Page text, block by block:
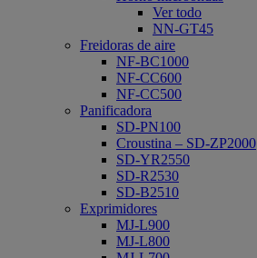
Ver todo
NN-GT45
Freidoras de aire
NF-BC1000
NF-CC600
NF-CC500
Panificadora
SD-PN100
Croustina – SD-ZP2000
SD-YR2550
SD-R2530
SD-B2510
Exprimidores
MJ-L900
MJ-L800